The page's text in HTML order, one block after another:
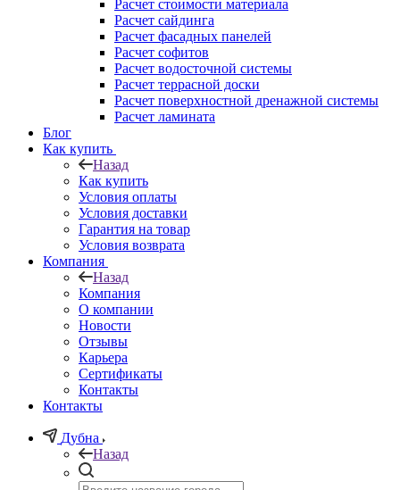
Расчет стоимости материала
Расчет сайдинга
Расчет фасадных панелей
Расчет софитов
Расчет водосточной системы
Расчет террасной доски
Расчет поверхностной дренажной системы
Расчет ламината
Блог
Как купить
Назад
Как купить
Условия оплаты
Условия доставки
Гарантия на товар
Условия возврата
Компания
Назад
Компания
О компании
Новости
Отзывы
Карьера
Сертификаты
Контакты
Контакты
Дубна
Назад